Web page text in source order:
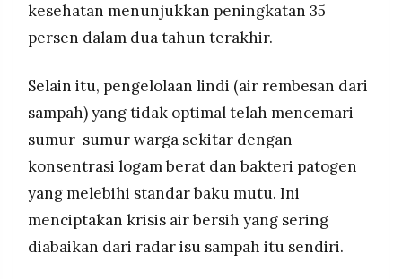
kesehatan menunjukkan peningkatan 35
persen dalam dua tahun terakhir.
Selain itu, pengelolaan lindi (air rembesan dari
sampah) yang tidak optimal telah mencemari
sumur-sumur warga sekitar dengan
konsentrasi logam berat dan bakteri patogen
yang melebihi standar baku mutu. Ini
menciptakan krisis air bersih yang sering
diabaikan dari radar isu sampah itu sendiri.